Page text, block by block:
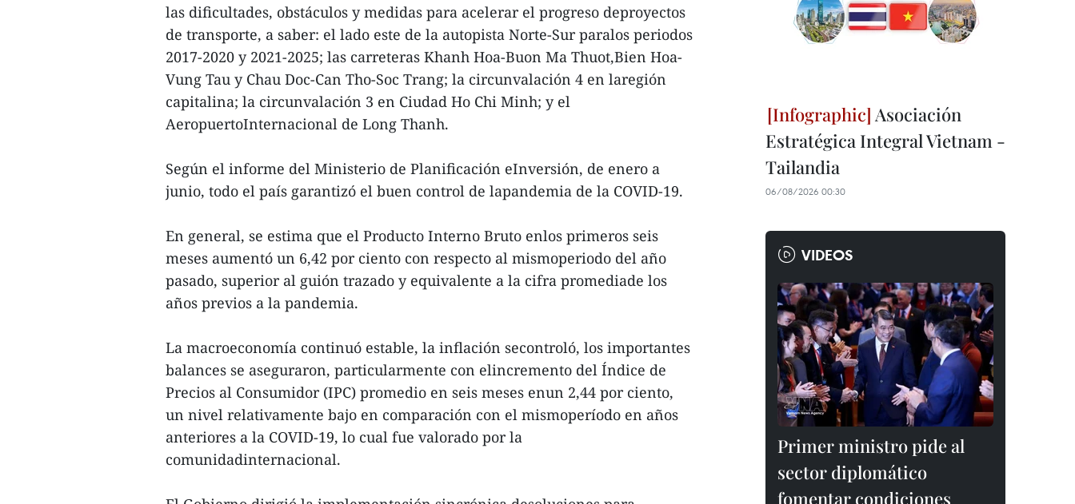
las dificultades, obstáculos y medidas para acelerar el progreso deproyectos
de transporte, a saber: el lado este de la autopista Norte-Sur paralos periodos
2017-2020 y 2021-2025; las carreteras Khanh Hoa-Buon Ma Thuot,Bien Hoa-
Vung Tau y Chau Doc-Can Tho-Soc Trang; la circunvalación 4 en laregión
capitalina; la circunvalación 3 en Ciudad Ho Chi Minh; y el
AeropuertoInternacional de Long Thanh.
Según el informe del Ministerio de Planificación eInversión, de enero a
junio, todo el país garantizó el buen control de lapandemia de la COVID-19.
En general, se estima que el Producto Interno Bruto enlos primeros seis
meses aumentó un 6,42 por ciento con respecto al mismoperiodo del año
pasado, superior al guión trazado y equivalente a la cifra promediade los
años previos a la pandemia.
La macroeconomía continuó estable, la inflación secontroló, los importantes
balances se aseguraron, particularmente con elincremento del Índice de
Precios al Consumidor (IPC) promedio en seis meses enun 2,44 por ciento,
un nivel relativamente bajo en comparación con el mismoperíodo en años
anteriores a la COVID-19, lo cual fue valorado por la
comunidadinternacional.
Asociación
Estratégica Integral Vietnam -
Tailandia
06/08/2026 00:30
VIDEOS
Primer ministro pide al
sector diplomático
fomentar condiciones